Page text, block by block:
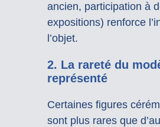
ancien, participation à
expositions) renforce
l’objet.
2. La rareté du
représenté
Certaines figures
sont plus rares que